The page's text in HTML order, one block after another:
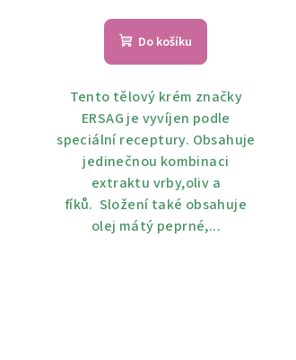
Do košíku
Tento tělový krém značky
ERSAG je vyvíjen podle
speciální receptury. Obsahuje
jedinečnou kombinaci
extraktu vrby,oliv a
fíků. Složení také obsahuje
olej mátý peprné,...